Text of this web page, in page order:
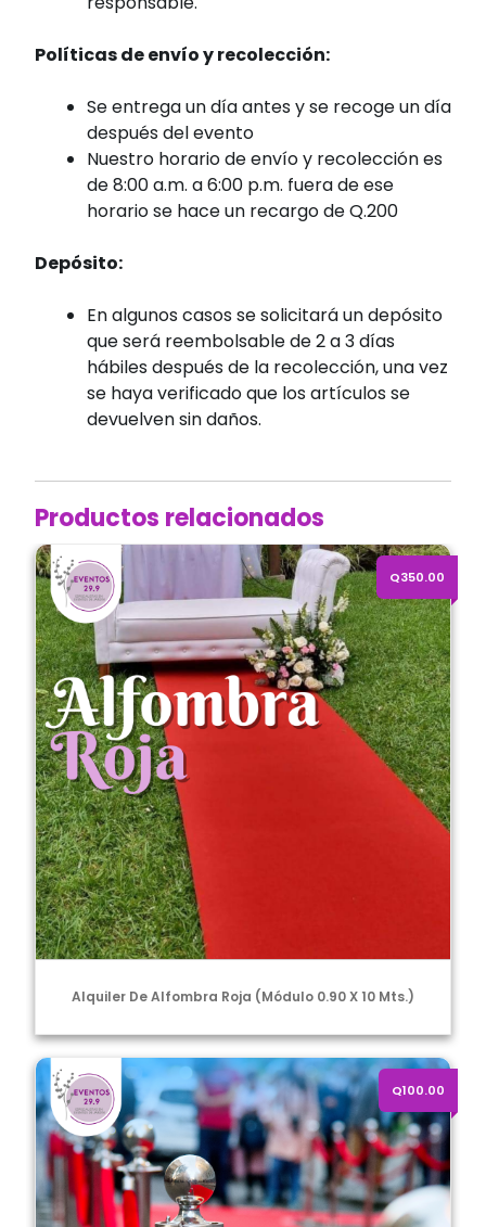
Políticas de envío y recolección:
Se entrega un día antes y se recoge un día
después del evento
Nuestro horario de envío y recolección es
de 8:00 a.m. a 6:00 p.m. fuera de ese
horario se hace un recargo de Q.200
Depósito:
En algunos casos se solicitará un depósito
que será reembolsable de 2 a 3 días
hábiles después de la recolección, una vez
se haya verificado que los artículos se
devuelven sin daños.
Productos relacionados
Alquiler de Alfombra Roja (Módulo 0.90 x 10 mts.)
Alquiler De Alfombra Roja (Módulo 0.90 X 10 Mts.)
Q350.00
Alquiler de Rompe Filas Dorado
Q100.00